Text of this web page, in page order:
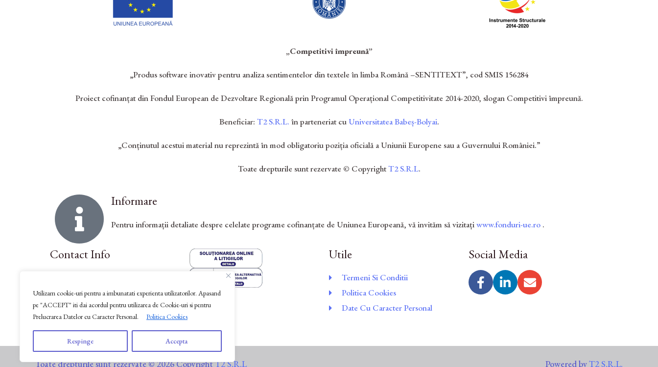
Utilizam cookie-uri pentru a imbunatati experienta utilizatorilor. Apasand
pe "ACCEPT" iti dai acordul pentru utilizarea de Cookie-uri si pentru
Prelucrarea Datelor cu Caracter Personal.
Politica Cookies
Respinge Accepta
„Competitivi împreună”
„Produs software inovativ pentru analiza sentimentelor din textele în limbaRomână –SENTITEXT”, cod SMIS 156284
Proiect cofinanțat din Fondul European de Dezvoltare Regională prin Programul Operațional Competitivitate 2014-2020, slogan Competitivi împreună.
Beneficiar: T2 S.R.L. în parteneriat cu Universitatea Babeș-Bolyai.
„Conținutul acestui material nu reprezintă în mod obligatoriu poziția oficială a Uniunii Europene sau a Guvernului României.”
Toate drepturile sunt rezervate © CopyrightT2 S.R.L.
Informare
Pentru informații detaliate despre celelate programe cofinanțate de Uniunea Europeană, vă invităm să vizitațiwww.fonduri-ue.ro .
Contact Info
Municipiul Roșiori de Vede, județul
Teleorman, Cod poștal 145100
Anatol OPREA 0788.888.539
office@t-2.srl
Utile
Termeni Si Conditii
Politica Cookies
Date Cu Caracter Personal
Social Media
Toate drepturile sunt rezervate © 2026 CopyrightT2 S.R.L Powered byT2 S.R.L.